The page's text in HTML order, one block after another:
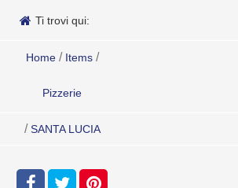
Ti trovi qui:
Home / Items /
Pizzerie
/ SANTA LUCIA